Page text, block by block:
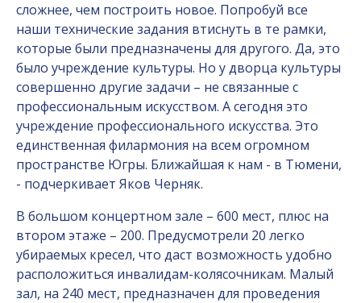
сложнее, чем построить новое. Попробуй все
наши технические задания втиснуть в те рамки,
которые были предназначены для другого. Да, это
было учреждение культуры. Но у дворца культуры
совершенно другие задачи – не связанные с
профессиональным искусством. А сегодня это
учреждение профессионального искусства. Это
единственная филармония на всем огромном
пространстве Югры. Ближайшая к нам - в Тюмени,
- подчеркивает Яков Черняк.
В большом концертном зале – 600 мест, плюс на
втором этаже – 200. Предусмотрели 20 легко
убираемых кресел, что даст возможность удобно
расположиться инвалидам-колясочникам. Малый
зал, на 240 мест, предназначен для проведения